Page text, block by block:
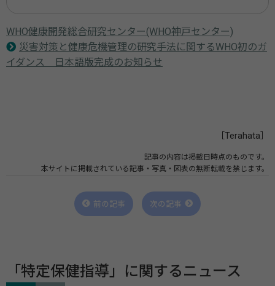
WHO健康開発総合研究センター(WHO神戸センター)
災害対策と健康危機管理の研究手法に関するWHO初のガ
イダンス 日本語版完成のお知らせ
［Terahata］
記事の内容は掲載日時点のものです。
本サイトに掲載されている記事・写真・図表の無断転載を禁じます。
前の記事 次の記事
「特定保健指導」に関するニュース